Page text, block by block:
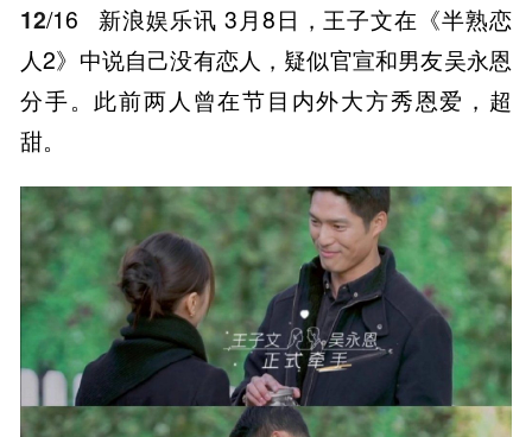
12/16
新浪娱乐讯 3月8日，王子文在《半熟恋
人2》中说自己没有恋人，疑似官宣和男友吴永恩
分手。此前两人曾在节目内外大方秀恩爱，超
甜。